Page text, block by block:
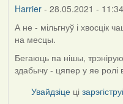
Harrier- 28.05.2021 - 11:34
А не - мільгнуў і хвосцік
на месцы.
Бегаюць па нішы,
здабычу - цяпер у яе ролі
Увайдзіце ці